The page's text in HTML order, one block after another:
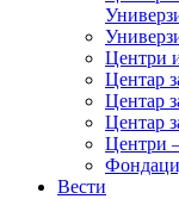
Центри
Центар
Центар
Центар
Центри
Вести